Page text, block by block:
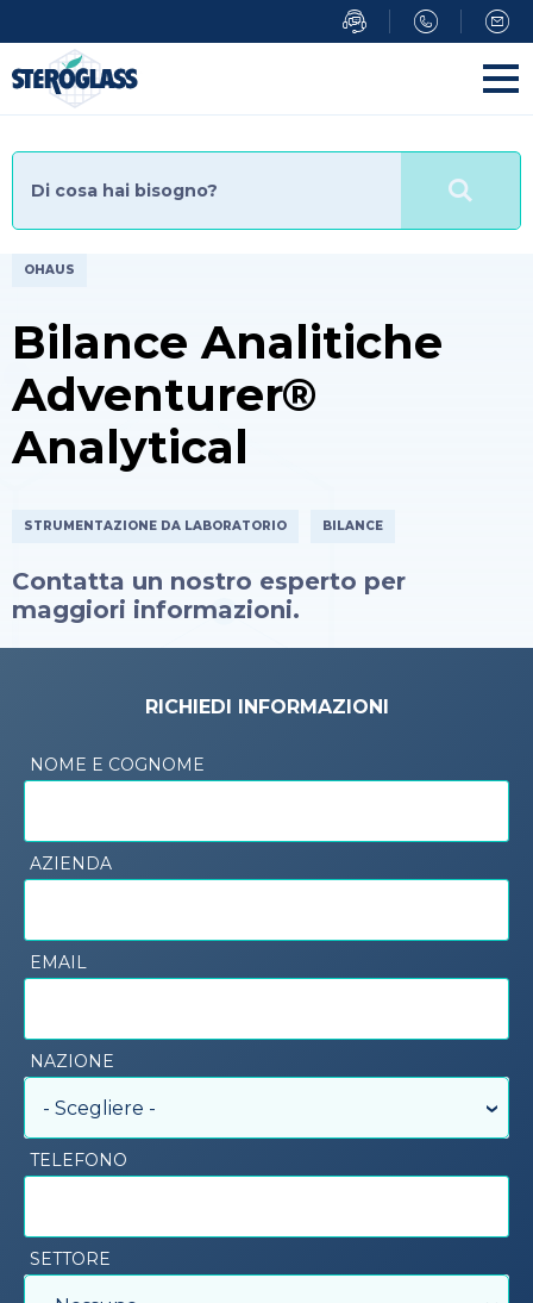
al
contenuto
principale
OHAUS
Bilance Analitiche
Adventurer®
Analytical
STRUMENTAZIONE DA LABORATORIO BILANCE
Contatta un nostro esperto per
maggiori informazioni.
RICHIEDI INFORMAZIONI
NOME E COGNOME
AZIENDA
EMAIL
NAZIONE
- Scegliere -
TELEFONO
SETTORE